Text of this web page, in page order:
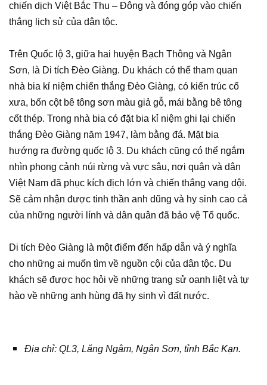
chiến dịch Việt Bắc Thu – Đông và đóng góp vào chiến
thắng lịch sử của dân tộc.
Trên Quốc lộ 3, giữa hai huyện Bạch Thông và Ngân
Sơn, là Di tích Đèo Giàng. Du khách có thể tham quan
nhà bia kỉ niệm chiến thắng Đèo Giàng, có kiến trúc cổ
xưa, bốn cột bê tông sơn màu giả gỗ, mái bằng bê tông
cốt thép. Trong nhà bia có đặt bia kỉ niệm ghi lại chiến
thắng Đèo Giàng năm 1947, làm bằng đá. Mặt bia
hướng ra đường quốc lộ 3. Du khách cũng có thể ngắm
nhìn phong cảnh núi rừng và vực sâu, nơi quân và dân
Việt Nam đã phục kích địch lớn và chiến thắng vang dội.
Sẽ cảm nhận được tinh thần anh dũng và hy sinh cao cả
của những người lính và dân quân đã bảo vệ Tổ quốc.
Di tích Đèo Giàng là một điểm đến hấp dẫn và ý nghĩa
cho những ai muốn tìm về nguồn cội của dân tộc. Du
khách sẽ được học hỏi về những trang sử oanh liệt và tự
hào về những anh hùng đã hy sinh vì đất nước.
Địa chỉ: QL3, Lăng Ngâm, Ngân Sơn, tỉnh Bắc Kạn.